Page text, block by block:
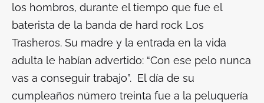
los hombros, durante el tiempo que fue el
baterista de la banda de hard rock Los
Trasheros. Su madre y la entrada en la vida
adulta le habían advertido: “Con ese pelo nunca
vas a conseguir trabajo”. El día de su
cumpleaños número treinta fue a la peluquería